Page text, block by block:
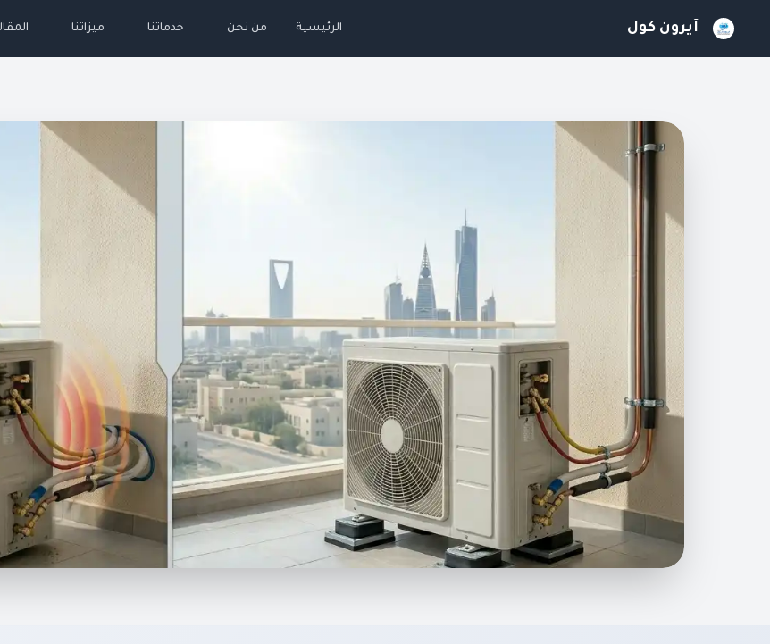
آيرون كول الرئيسية من نحن خدماتنا ميزاتنا
عزل وتخميد اهتزاز المكيفات